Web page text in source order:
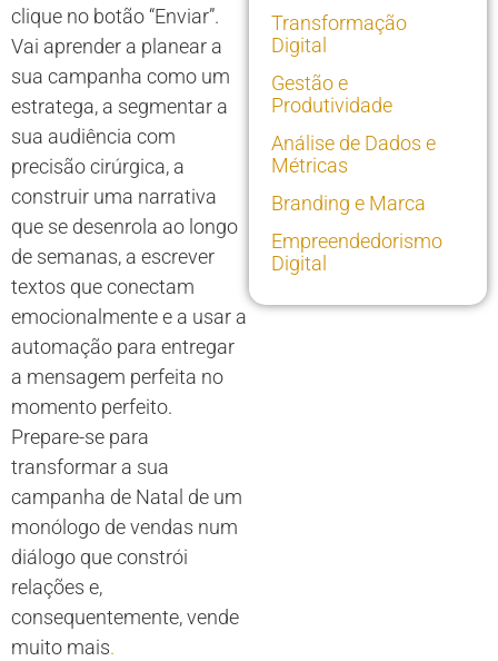
clique no botão “Enviar”.
Vai aprender a planear a
sua campanha como um
estratega, a segmentar a
sua audiência com
precisão cirúrgica, a
construir uma narrativa
que se desenrola ao longo
de semanas, a escrever
textos que conectam
emocionalmente e a usar a
automação para entregar
a mensagem perfeita no
momento perfeito.
Prepare-se para
transformar a sua
campanha de Natal de um
monólogo de vendas num
diálogo que constrói
relações e,
consequentemente, vende
muito mais.
Transformação
Digital
Gestão e
Produtividade
Análise de Dados e
Métricas
Branding e Marca
Empreendedorismo
Digital